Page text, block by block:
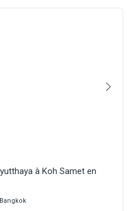
à Koh Samet en